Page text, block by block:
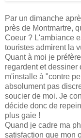
Par un dimanche
près de Montmartre,
Coeur ? L'ambiance
touristes admirent la
Quant à moi je
regardent et dessiner
m'installe à "contre
absolument pas
soucier de moi. Je
décide donc de
plus gaie !
Quand je cadre ma
satisfaction que mon